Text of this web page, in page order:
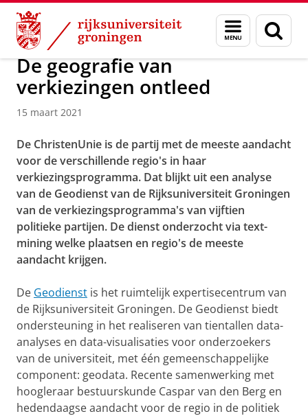
Skip
Content
Skip
Navigation
Menu
en
zoeken
Over ons Actueel Nieuws Nieuwsberichten
De geografie van
verkiezingen ontleed
15 maart 2021
De ChristenUnie is de partij met de meeste aandacht
voor de verschillende regio's in haar
verkiezingsprogramma. Dat blijkt uit een analyse
van de Geodienst van de Rijksuniversiteit Groningen
van de verkiezingsprogramma's van vijftien
politieke partijen. De dienst onderzocht via text-
mining welke plaatsen en regio's de meeste
aandacht krijgen.
De Geodienst is het ruimtelijk expertisecentrum van
de Rijksuniversiteit Groningen. De Geodienst biedt
ondersteuning in het realiseren van tientallen data-
analyses en data-visualisaties voor onderzoekers
van de universiteit, met één gemeenschappelijke
component: geodata. Recente samenwerking met
hoogleraar bestuurskunde Caspar van den Berg en
hedendaagse aandacht voor de regio in de politiek